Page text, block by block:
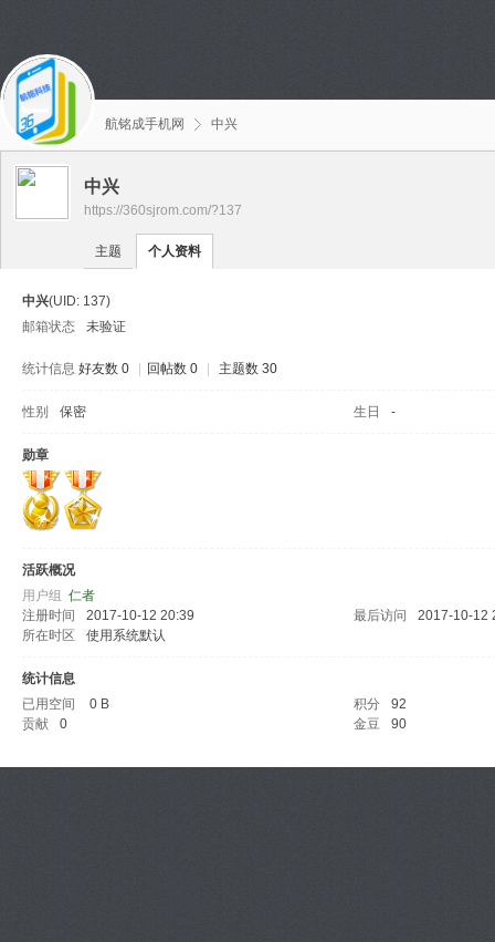
航铭成手机网 中兴
中兴
https://360sjrom.com/?137
主题 个人资料
中兴(UID: 137)
邮箱状态
未验证
统计信息 好友数 0 回帖数 0 主题数 30
性别 保密 生日 -
勋章
活跃概况
用户组 仁者
注册时间
2017-10-12 20:39 最后访问
2017-10-12
所在时区
使用系统默认
统计信息
已用空间
0 B 积分
92
贡献
0 金豆 90